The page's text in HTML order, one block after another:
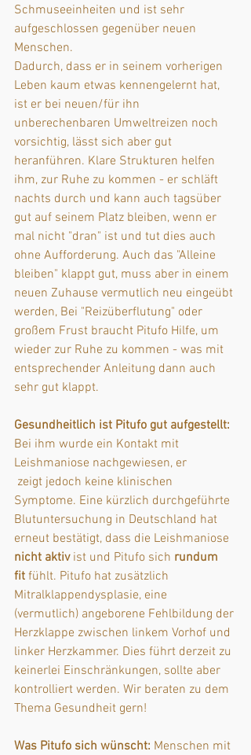
Schmuseeinheiten und ist sehr
aufgeschlossen gegenüber neuen
Menschen.
Dadurch, dass er in seinem vorherigen
Leben kaum etwas kennengelernt hat,
ist er bei neuen/für ihn
unberechenbaren Umweltreizen noch
vorsichtig, lässt sich aber gut
heranführen. Klare Strukturen helfen
ihm, zur Ruhe zu kommen - er schläft
nachts durch und kann auch tagsüber
gut auf seinem Platz bleiben, wenn er
mal nicht "dran" ist und tut dies auch
ohne Aufforderung. Auch das "Alleine
bleiben" klappt gut, muss aber in einem
neuen Zuhause vermutlich neu eingeübt
werden, Bei "Reizüberflutung" oder
großem Frust braucht Pitufo Hilfe, um
wieder zur Ruhe zu kommen - was mit
entsprechender Anleitung dann auch
sehr gut klappt.
Gesundheitlich ist Pitufo gut aufgestellt:
Bei ihm wurde ein Kontakt mit
Leishmaniose nachgewiesen, er
Symptome. Eine kürzlich durchgeführte
Blutuntersuchung in Deutschland hat
erneut bestätigt, dass die Leishmaniose
nicht aktiv ist und Pitufo sich rundum
fit fühlt. Pitufo hat zusätzlich
Mitralklappendysplasie, eine
(vermutlich) angeborene Fehlbildung der
Herzklappe zwischen linkem Vorhof und
linker Herzkammer. Dies führt derzeit zu
keinerlei Einschränkungen, sollte aber
kontrolliert werden. Wir beraten zu dem
Thema Gesundheit gern!
Was Pitufo sich wünscht: Menschen mit